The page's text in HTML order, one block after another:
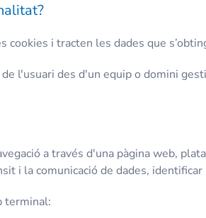
cookies i tracten les dades que
l'usuari des d'un equip o domini
a través d'una pàgina web,
i la comunicació de dades,
terminal: